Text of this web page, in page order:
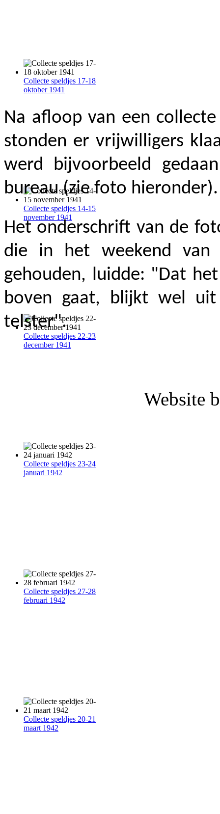
Collecte speldjes 17-18
oktober 1941
Collecte speldjes 14-15
november 1941
Collecte speldjes 22-23
december 1941
Collecte speldjes 23-24
januari 1942
Collecte speldjes 27-28
februari 1942
Collecte speldjes 20-21
maart 1942
Na afloop van een
stonden er vrijwilligers
werd bijvoorbeeld
bureau (zie foto hieronder).
Het onderschrift van de
die in het weekend
gehouden, luidde: "Dat
boven gaat, blijkt wel uit
telster".
Website